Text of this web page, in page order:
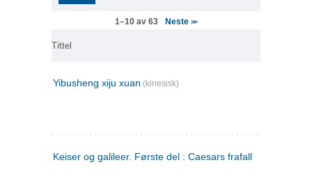
1–10 av 63 Neste>>
Tittel
Yibusheng xiju xuan (kinesisk)
Keiser og galileer. Første del : Caesars frafall